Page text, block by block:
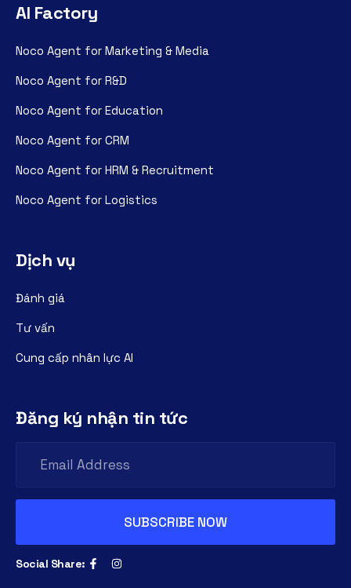
AI Factory
Noco Agent for Marketing & Media
Noco Agent for R&D
Noco Agent for Education
Noco Agent for CRM
Noco Agent for HRM & Recruitment
Noco Agent for Logistics
Dịch vụ
Đánh giá
Tư vấn
Cung cấp nhân lực AI
Đăng ký nhận tin tức
Social Share: